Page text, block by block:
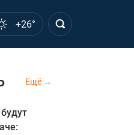
+26°
Ещё